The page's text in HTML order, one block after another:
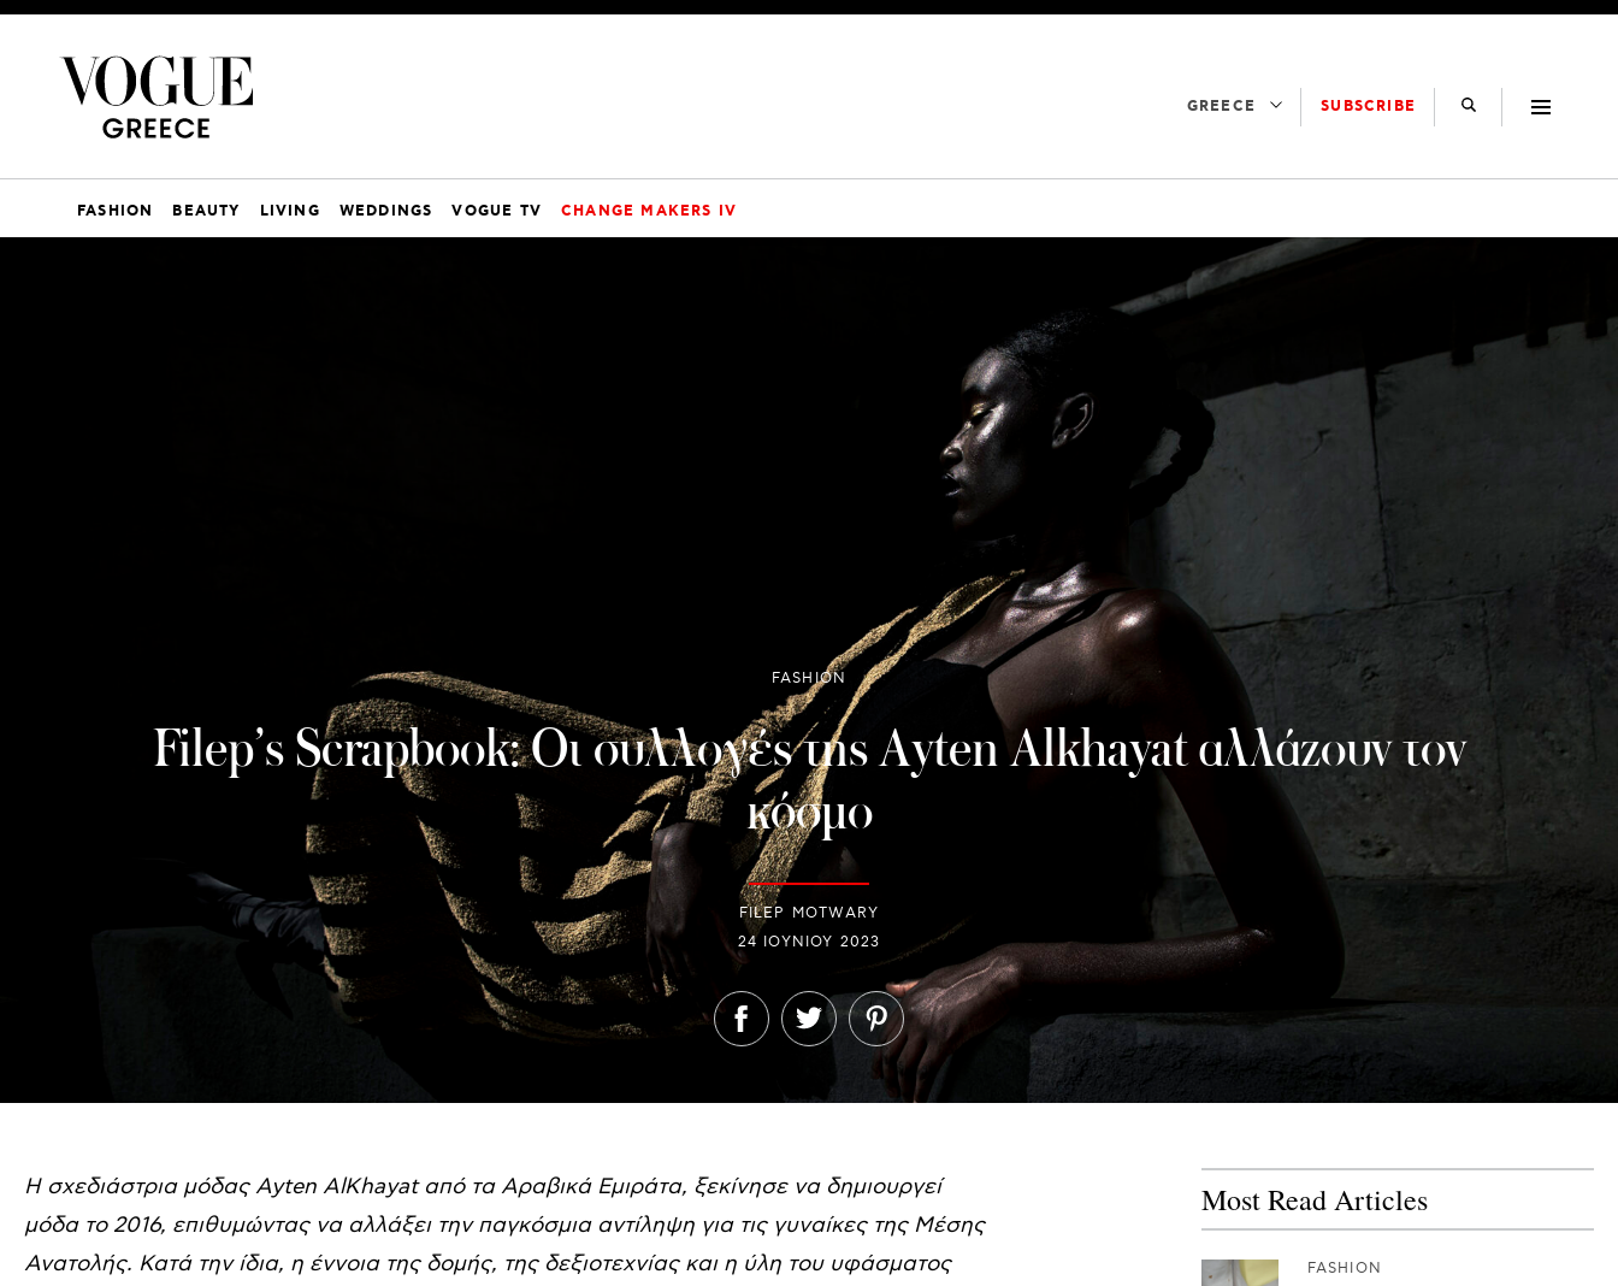
GREECE SUBSCRIBE
FASHION BEAUTY LIVING WEDDINGS VOGUE TV CHANGE MAKERS IV
FASHION
Filep’s Scrapbook: Οι συλλογές της Ayten Alkhayat αλλάζουν τον
κόσμο
FILEP MOTWARY
24 ΙΟΥΝΊΟΥ 2023
Η σχεδιάστρια μόδας Ayten AlKhayat από τα Αραβικά Εμιράτα, ξεκίνησε να δημιουργεί
μόδα το 2016, επιθυμώντας να αλλάξει την παγκόσμια αντίληψη για τις γυναίκες της Μέσης
Ανατολής. Κατά την ίδια, η έννοια της δομής, της δεξιοτεχνίας και η ύλη του υφάσματος
Most Read Articles
FASHION